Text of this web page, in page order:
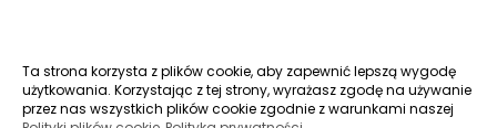
Ta strona korzysta z plików cookie, aby zapewnić lepszą wygodę
użytkowania. Korzystając z tej strony, wyrażasz zgodę na używanie
przez nas wszystkich plików cookie zgodnie z warunkami naszej